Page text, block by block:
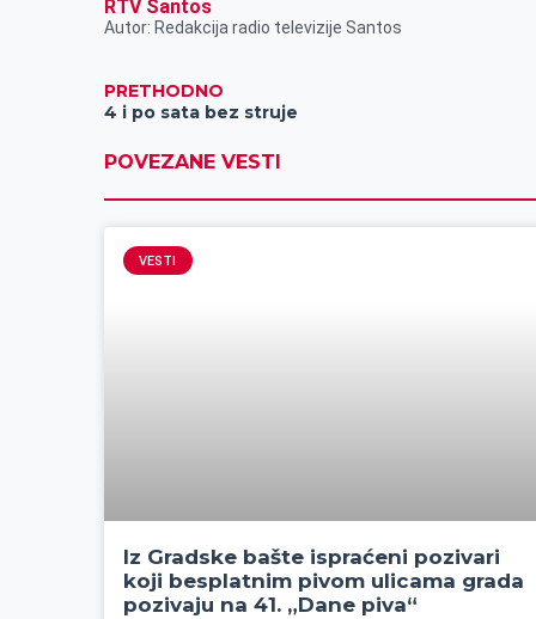
RTV Santos
Autor: Redakcija radio televizije Santos
PRETHODNO
4 i po sata bez struje
POVEZANE VESTI
VESTI
Iz Gradske bašte ispraćeni pozivari
koji besplatnim pivom ulicama grada
pozivaju na 41. „Dane piva“